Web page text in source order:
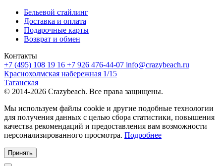
Бельевой стайлинг
Доставка и оплата
Подарочные карты
Возврат и обмен
Контакты
+7 (495) 108 19 16 +7 926 476-44-07 info@crazybeach.ru
Краснохолмская набережная 1/15
Таганская
© 2014-2026 Crazybeach. Все права защищены.
Мы используем файлы cookie и другие подобные технологии
для получения данных с целью сбора статистики, повышения
качества рекомендаций и предоставления вам возможности
персонализированного просмотра. Подробнее
Принять